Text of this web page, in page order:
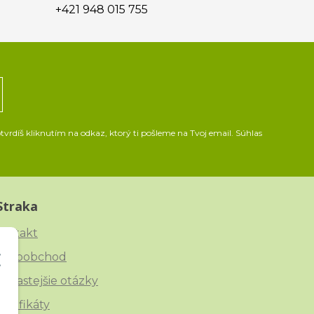
+421 948 015 755
kliknutím na odkaz, ktorý ti pošleme na Tvoj email. Súhlas
otázky